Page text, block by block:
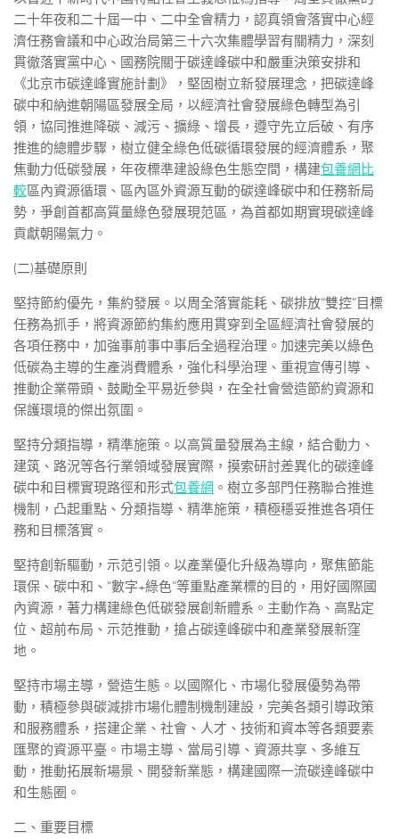
二十年夜和二十屆一中、二中全會精力，認真領會落實中心經
濟任務會議和中心政治局第三十六次集體學習有關精力，深刻
貫徹落實黨中心、國務院關于碳達峰碳中和嚴重決策安排和
《北京市碳達峰實施計劃》，堅固樹立新發展理念，把碳達峰
碳中和納進朝陽區發展全局，以經濟社會發展綠色轉型為引
領，協同推進降碳、減污、擴綠、增長，遵守先立后破、有序
推進的總體步驟，樹立健全綠色低碳循環發展的經濟體系，聚
焦動力低碳發展，年夜標準建設綠色生態空間，構建包養網比
較區內資源循環、區內區外資源互動的碳達峰碳中和任務新局
勢，爭創首都高質量綠色發展現范區，為首都如期實現碳達峰
貢獻朝陽氣力。
(二)基礎原則
堅持節約優先，集約發展。以周全落實能耗、碳排放“雙控”目標
任務為抓手，將資源節約集約應用貫穿到全區經濟社會發展的
各項任務中，加強事前事中事后全過程治理。加速完美以綠色
低碳為主導的生產消費體系，強化科學治理、重視宣傳引導、
推動企業帶頭、鼓勵全平易近參與，在全社會營造節約資源和
保護環境的傑出氛圍。
堅持分類指導，精準施策。以高質量發展為主線，結合動力、
建筑、路況等各行業領域發展實際，摸索研討差異化的碳達峰
碳中和目標實現路徑和形式包養網 。樹立多部門任務聯合推進
機制，凸起重點、分類指導、精準施策，積極穩妥推進各項任
務和目標落實。
堅持創新驅動，示范引領。以產業優化升級為導向，聚焦節能
環保、碳中和、“數字+綠色”等重點產業標的目的，用好國際國
內資源，著力構建綠色低碳發展創新體系。主動作為、高點定
位、超前布局、示范推動，搶占碳達峰碳中和產業發展新窪
地。
堅持市場主導，營造生態。以國際化、市場化發展優勢為帶
動，積極參與碳減排市場化體制機制建設，完美各類引導政策
和服務體系，搭建企業、社會、人才、技術和資本等各類要素
匯聚的資源平臺。市場主導、當局引導、資源共享、多維互
動，推動拓展新場景、開發新業態，構建國際一流碳達峰碳中
和生態圈。
二、重要目標